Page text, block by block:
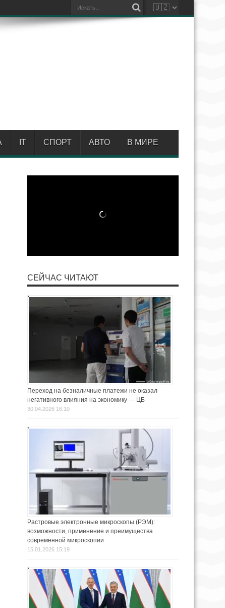
IT СПОРТ АВТО В МИРЕ
СЕЙЧАС ЧИТАЮТ
Переход на безналичные платежи не оказал
негативного влияния на экономику — ЦБ
30.04.2026 16:10
Растровые электронные микроскопы (РЭМ):
возможности, применение и преимущества
современной микроскопии
15.01.2026 15:19